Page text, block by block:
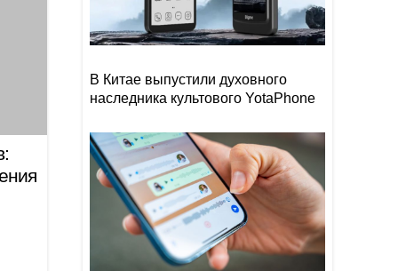
В Китае выпустили духовного
наследника культового YotaPhone